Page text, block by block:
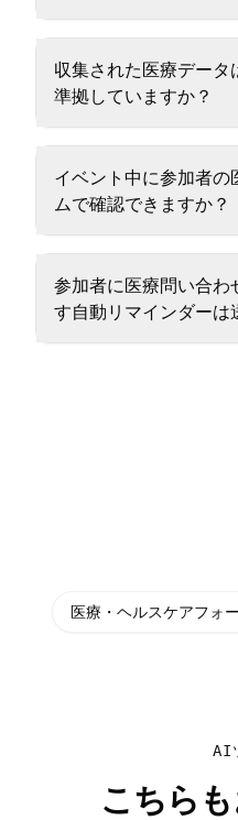
収集された医療データ
準拠していますか？
イベント中に参加者の
ムで確認できますか？
参加者に医療問い合わ
す自動リマインダーは
医療・ヘルスケアフォ
AI
こちら